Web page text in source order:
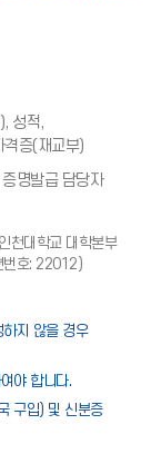
성적,
격증(재교부)
명발급 담당자
천대학교 대학본부
번호: 22012)
지 않을 경우
야 합니다.
구입) 및 신분증